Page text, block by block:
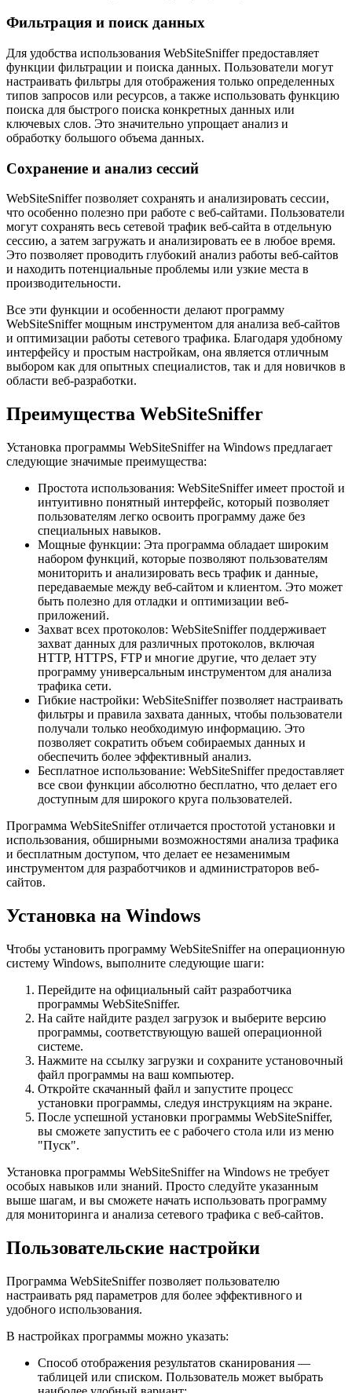
Фильтрация и поиск данных
Для удобства использования WebSiteSniffer предоставляет
функции фильтрации и поиска данных. Пользователи могут
настраивать фильтры для отображения только определенных
типов запросов или ресурсов, а также использовать функцию
поиска для быстрого поиска конкретных данных или
ключевых слов. Это значительно упрощает анализ и
обработку большого объема данных.
Сохранение и анализ сессий
WebSiteSniffer позволяет сохранять и анализировать сессии,
что особенно полезно при работе с веб-сайтами. Пользователи
могут сохранять весь сетевой трафик веб-сайта в отдельную
сессию, а затем загружать и анализировать ее в любое время.
Это позволяет проводить глубокий анализ работы веб-сайтов
и находить потенциальные проблемы или узкие места в
производительности.
Все эти функции и особенности делают программу
WebSiteSniffer мощным инструментом для анализа веб-сайтов
и оптимизации работы сетевого трафика. Благодаря удобному
интерфейсу и простым настройкам, она является отличным
выбором как для опытных специалистов, так и для новичков в
области веб-разработки.
Преимущества WebSiteSniffer
Установка программы WebSiteSniffer на Windows предлагает
следующие значимые преимущества:
Простота использования: WebSiteSniffer имеет простой и
интуитивно понятный интерфейс, который позволяет
пользователям легко освоить программу даже без
специальных навыков.
Мощные функции: Эта программа обладает широким
набором функций, которые позволяют пользователям
мониторить и анализировать весь трафик и данные,
передаваемые между веб-сайтом и клиентом. Это может
быть полезно для отладки и оптимизации веб-
приложений.
Захват всех протоколов: WebSiteSniffer поддерживает
захват данных для различных протоколов, включая
HTTP, HTTPS, FTP и многие другие, что делает эту
программу универсальным инструментом для анализа
трафика сети.
Гибкие настройки: WebSiteSniffer позволяет настраивать
фильтры и правила захвата данных, чтобы пользователи
получали только необходимую информацию. Это
позволяет сократить объем собираемых данных и
обеспечить более эффективный анализ.
Бесплатное использование: WebSiteSniffer предоставляет
все свои функции абсолютно бесплатно, что делает его
доступным для широкого круга пользователей.
Программа WebSiteSniffer отличается простотой установки и
использования, обширными возможностями анализа трафика
и бесплатным доступом, что делает ее незаменимым
инструментом для разработчиков и администраторов веб-
сайтов.
Установка на Windows
Чтобы установить программу WebSiteSniffer на операционную
систему Windows, выполните следующие шаги:
Перейдите на официальный сайт разработчика
программы WebSiteSniffer.
На сайте найдите раздел загрузок и выберите версию
программы, соответствующую вашей операционной
системе.
Нажмите на ссылку загрузки и сохраните установочный
файл программы на ваш компьютер.
Откройте скачанный файл и запустите процесс
установки программы, следуя инструкциям на экране.
После успешной установки программы WebSiteSniffer,
вы сможете запустить ее с рабочего стола или из меню
"Пуск".
Установка программы WebSiteSniffer на Windows не требует
особых навыков или знаний. Просто следуйте указанным
выше шагам, и вы сможете начать использовать программу
для мониторинга и анализа сетевого трафика с веб-сайтов.
Пользовательские настройки
Программа WebSiteSniffer позволяет пользователю
настраивать ряд параметров для более эффективного и
удобного использования.
В настройках программы можно указать:
Способ отображения результатов сканирования —
таблицей или списком. Пользователь может выбрать